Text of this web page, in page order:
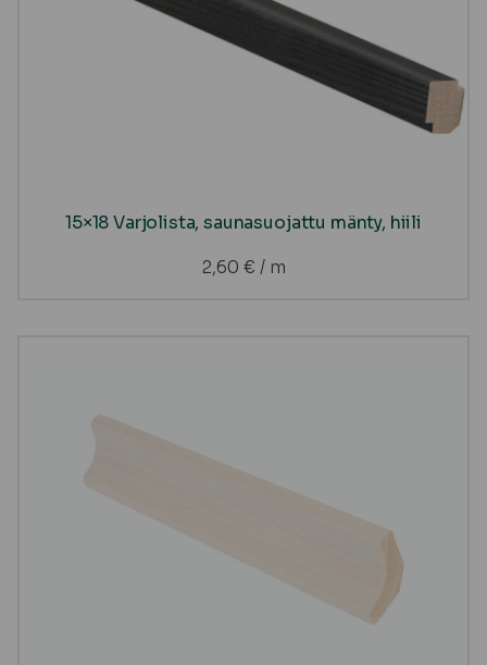
15×18 Varjolista, saunasuojattu mänty, hiili
2,60 € / m